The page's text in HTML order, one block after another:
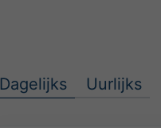
Dagelijks Uurlijks